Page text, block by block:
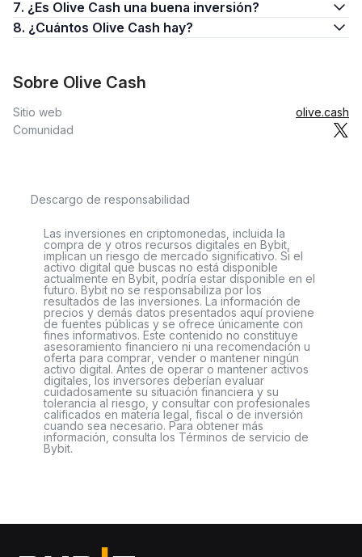
7. ¿Es Olive Cash una buena inversión?
8. ¿Cuántos Olive Cash hay?
Sobre Olive Cash
Sitio web
olive.cash
Comunidad
Descargo de responsabilidad
Las inversiones en criptomonedas, incluida la
compra de y otros recursos digitales en Bybit,
implican un riesgo de mercado significativo. Si el
activo digital que buscas no está disponible
actualmente en Bybit, podría estar disponible en el
futuro. Bybit no se responsabiliza por los
resultados de las inversiones. La información de
precios y demás datos presentados aquí proviene
de fuentes públicas y se ofrece únicamente con
fines informativos. Este contenido no constituye
asesoramiento financiero ni una recomendación u
oferta para comprar, vender o mantener ningún
activo digital. Antes de operar o mantener activos
digitales, los inversores deberían evaluar
cuidadosamente su situación financiera y su
tolerancia al riesgo, y consultar con profesionales
calificados en materia legal, fiscal o de inversión
cuando sea necesario. Para obtener más
información, consulta los Términos de servicio de
Bybit.